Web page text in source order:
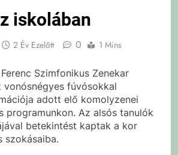
iskolában
2 Év Ezelőtt 0 1 Mins
Szimfonikus Zenekar
fúvósokkal
adott elő komolyzenei
programunkon. Az alsós tanulók
betekintést kaptak a kor
szokásaiba.